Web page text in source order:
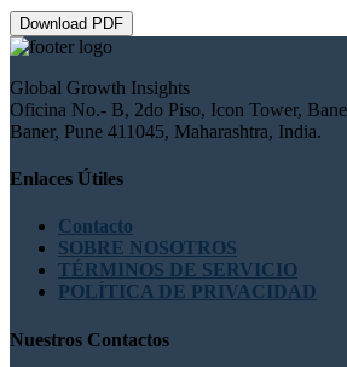
Download PDF
Global Growth Insights
Oficina No.- B, 2do Piso, Icon Tower,
Baner, Pune 411045, Maharashtra, India.
Enlaces Útiles
Contacto
SOBRE NOSOTROS
TÉRMINOS DE SERVICIO
POLÍTICA DE PRIVACIDAD
Nuestros Contactos